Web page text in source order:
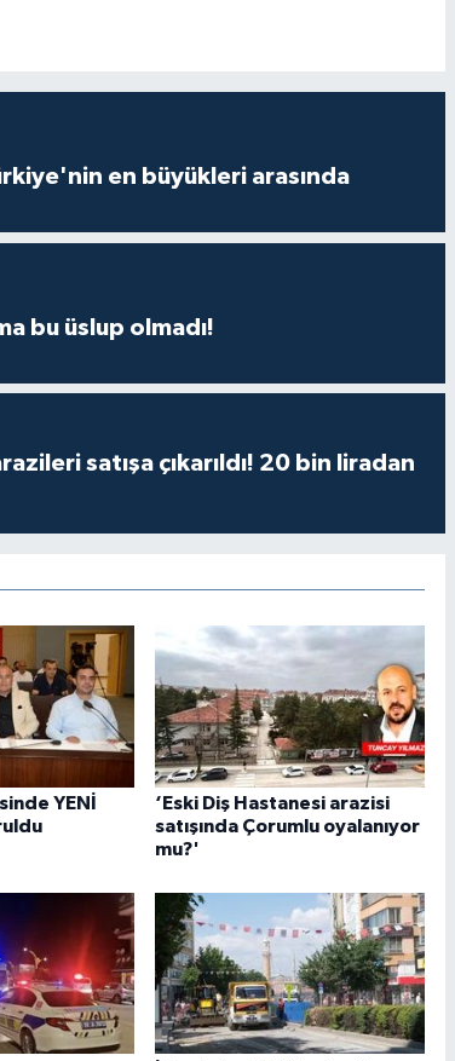
en büyükleri arasında
bu üslup olmadı!
satışa çıkarıldı! 20 bin liradan
YENİ
‘Eski Diş Hastanesi arazisi
satışında Çorumlu oyalanıyor
mu?'